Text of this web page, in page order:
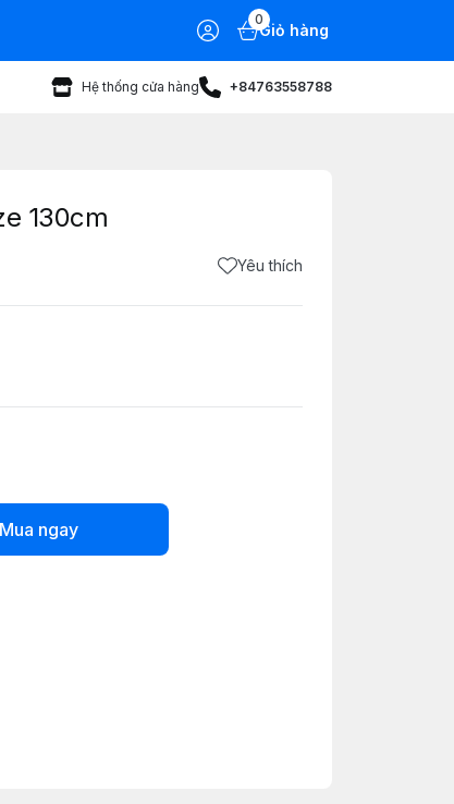
0
Giỏ hàng
Hệ thống cửa hàng +84763558788
130cm
Yêu thích
Mua ngay